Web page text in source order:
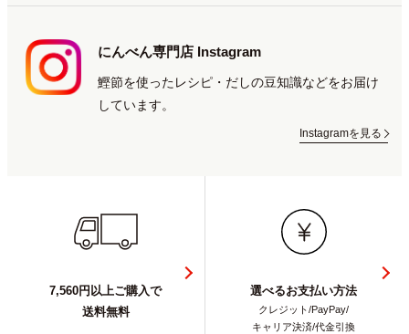
にんべん専門店 Instagram
鰹節を使ったレシピ・だしの豆知識などをお届け
しています。
Instagramを見る
7,560円以上ご購入で
送料無料
選べるお支払い方法
クレジット/PayPay/
キャリア決済/代金引換